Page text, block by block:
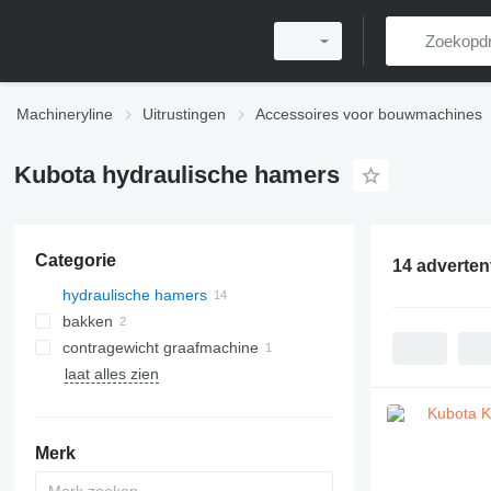
Machineryline Uitrustingen Accessoires voor bouwmachines
Kubota hydraulische hamers
Categorie
hydraulische hamers
bakken
graafbakken
voorladerbakken
contragewicht graafmachine
laat alles zien
Merk
14